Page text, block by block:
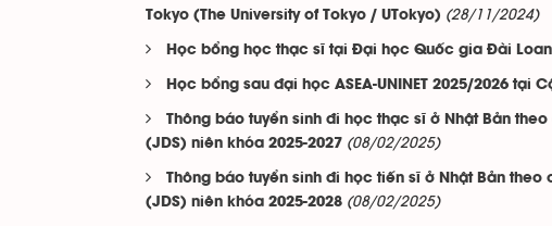
Tokyo (The University of Tokyo / UTokyo) (28/11/2024)
Học bổng học thạc sĩ tại Đại học Quốc gia Đài Loan
Học bổng sau đại học ASEA-UNINET 2025/2026 tại
Thông báo tuyển sinh đi học thạc sĩ ở Nhật Bản
(JDS) niên khóa 2025-2027 (08/02/2025)
Thông báo tuyển sinh đi học tiến sĩ ở Nhật Bản
(JDS) niên khóa 2025-2028 (08/02/2025)